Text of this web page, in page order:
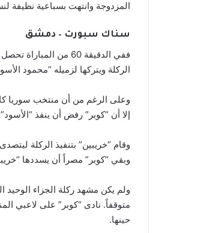
المزدوجة وانتهت بسباعية نظيفة
سناك سبورت – دمشق
ففي الدقيقة 60 من المباراة تحصل منتخب “
الركلة ويتركها لزميله “محمود
وعلى الرغم من أن منتخب سوريا
إلا أن “كوبر” رفض أن ينفذ
وقام “خريبين” بتنفيذ الركلة
وبقي “كوبر” مصراً أن يسددها
حينها.